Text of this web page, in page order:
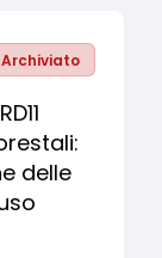
Archiviato
delle